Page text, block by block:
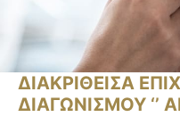
ΔΙΑΚΡΙΘΕΙΣΑ
ΔΙΑΓΩΝΙΣΜΟΥ ‘’